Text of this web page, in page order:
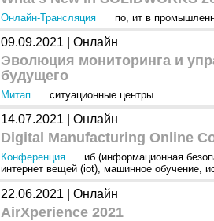
Онлайн-Трансляция по, ит в
09.09.2021 | Онлайн
Эволюция мониторинга и
будущего
Митап ситуационные центры
14.07.2021 | Онлайн
Digital Manufacturing Online
Конференция иб (информационная
интернет вещей (iot), машинное обучение,
22.06.2021 | Онлайн
AirXperience 2021